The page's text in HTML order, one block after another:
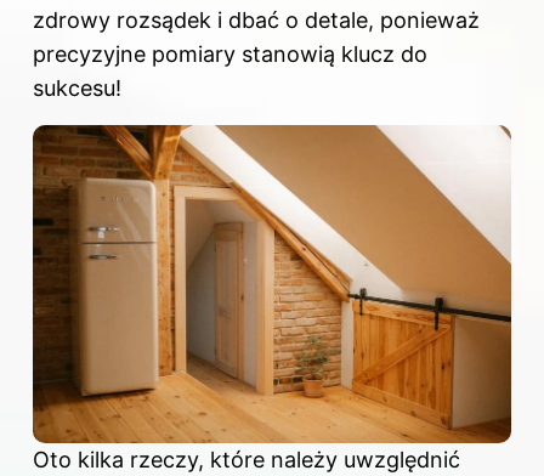
zdrowy rozsądek i dbać o detale, ponieważ
precyzyjne pomiary stanowią klucz do
sukcesu!
Oto kilka rzeczy, które należy uwzględnić